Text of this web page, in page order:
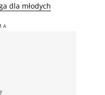
dla młodych